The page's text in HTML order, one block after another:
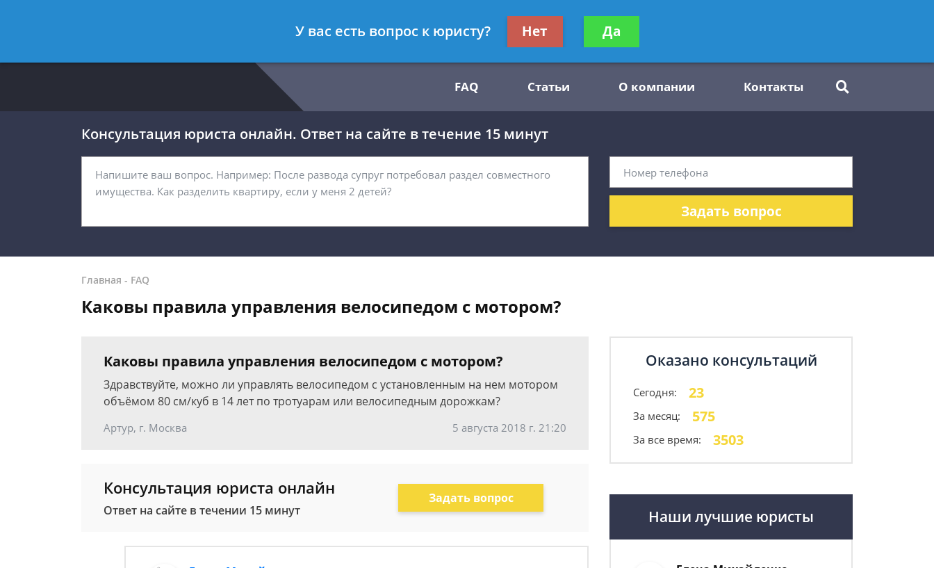
8 812 467-32-54
Получите консультацию
бесплатно
FAQ Статьи О компании Контакты
Консультация юриста онлайн. Ответ на сайте в течение 15 минут
Задать вопрос
Главная - FAQ
Каковы правила управления велосипедом с мотором?
Каковы правила управления велосипедом с мотором?
Здравствуйте, можно ли управлять велосипедом с установленным на нем мотором
объёмом 80 см/куб в 14 лет по тротуарам или велосипедным дорожкам?
Артур, г. Москва 5 августа 2018 г. 21:20
Консультация юриста онлайн
Ответ на сайте в течении 15 минут
Задать вопрос
Оказано консультаций
Сегодня: 23
За месяц: 575
За все время: 3503
Наши лучшие юристы
У вас есть вопрос к юристу? Нет Да